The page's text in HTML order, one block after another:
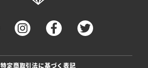
特定商取引法に基づく表記